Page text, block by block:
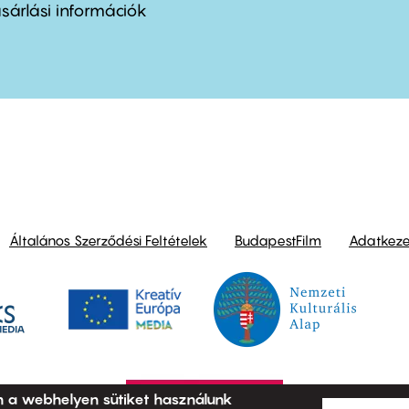
információk
Általános Szerződési Feltételek BudapestFilm
a webhelyen sütiket használunk